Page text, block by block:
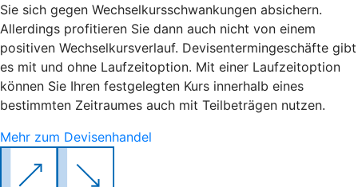
Sie sich gegen Wechselkursschwankungen absichern.
Allerdings profitieren Sie dann auch nicht von einem
positiven Wechselkursverlauf. Devisentermingeschäfte gibt
es mit und ohne Laufzeitoption. Mit einer Laufzeitoption
können Sie Ihren festgelegten Kurs innerhalb eines
bestimmten Zeitraumes auch mit Teilbeträgen nutzen.
Mehr zum Devisenhandel